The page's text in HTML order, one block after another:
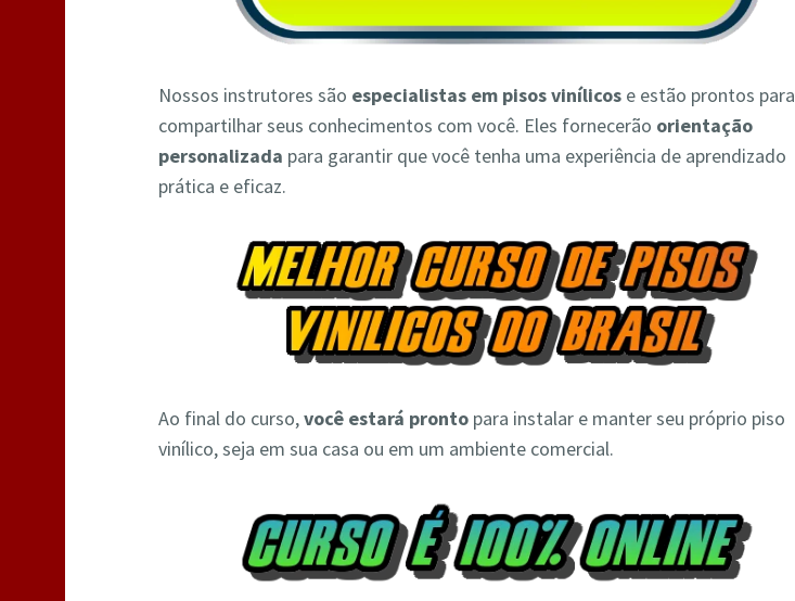
Nossos instrutores são especialistas em pisos vinílicos e estão prontos para
compartilhar seus conhecimentos com você. Eles fornecerão orientação
personalizada para garantir que você tenha uma experiência de aprendizado
prática e eficaz.
Ao final do curso,você estará pronto para instalar e manter seu próprio piso
vinílico, seja em sua casa ou em um ambiente comercial.